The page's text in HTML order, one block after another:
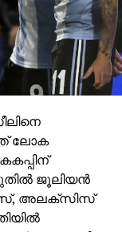
ലോക
ജൂലിയന്‍
അലക്‌സിസ്